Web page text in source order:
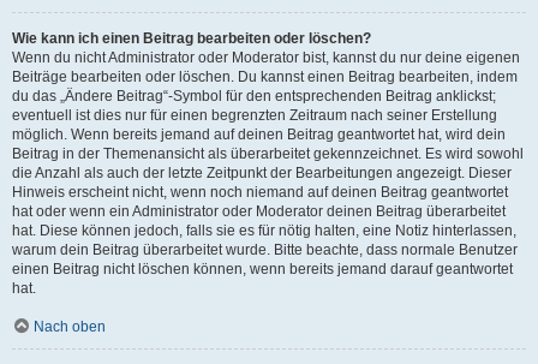
Wie kann ich einen Beitrag bearbeiten oder löschen?
Wenn du nicht Administrator oder Moderator bist, kannst du nur deine eigenen
Beiträge bearbeiten oder löschen. Du kannst einen Beitrag bearbeiten, indem
du das „Ändere Beitrag“-Symbol für den entsprechenden Beitrag anklickst;
eventuell ist dies nur für einen begrenzten Zeitraum nach seiner Erstellung
möglich. Wenn bereits jemand auf deinen Beitrag geantwortet hat, wird dein
Beitrag in der Themenansicht als überarbeitet gekennzeichnet. Es wird sowohl
die Anzahl als auch der letzte Zeitpunkt der Bearbeitungen angezeigt. Dieser
Hinweis erscheint nicht, wenn noch niemand auf deinen Beitrag geantwortet
hat oder wenn ein Administrator oder Moderator deinen Beitrag überarbeitet
hat. Diese können jedoch, falls sie es für nötig halten, eine Notiz hinterlassen,
warum dein Beitrag überarbeitet wurde. Bitte beachte, dass normale Benutzer
einen Beitrag nicht löschen können, wenn bereits jemand darauf geantwortet
hat.
Nach oben